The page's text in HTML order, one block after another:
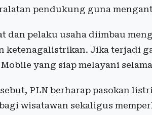
pendukung guna
dan pelaku usaha diimbau
ketenagalistrikan. Jika terjadi
yang siap melayani
PLN berharap pasokan
wisatawan sekaligus